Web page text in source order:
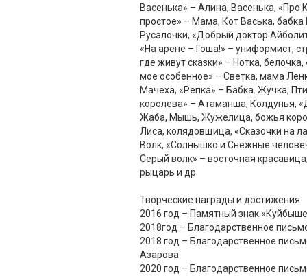
Васенька» – Алина, Васенька, «Про
простое» – Мама, Кот Васька,
Русалочки, «Добрый доктор
«На арене – Гоша!» – униформист,
где живут сказки» – Нотка,
мое особенное» – Светка, мама
Мачеха, «Репка» – Бабка. Жучка,
королева» – Атаманша, Колдунья,
Жаба, Мышь, Жужелица, божья
Лиса, колядовщица, «Сказочки на
Волк, «Солнышко и Снежные
Серый волк» – восточная
рыцарь и др.
Творческие награды и достижения
2016 год – Памятный знак
2018год – Благодарственное
2018 год – Благодарственное
Азарова
2020 год – Благодарственное